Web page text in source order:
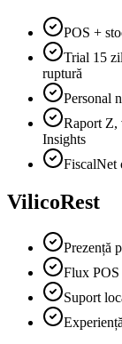
POS +
Trial 15
ruptură
Personal
Raport Z,
Insights
FiscalNet
VilicoRest
Prezență
Flux POS
Suport